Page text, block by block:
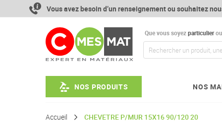
contenu
Vous avez besoin d’un renseignement ou souhaitez
Que vous soyezparticulierou
NOS PRODUITS NOS
Accueil CHEVETRE P/MUR 15X16 90/120 20